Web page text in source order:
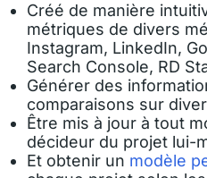
Créé de manière
métriques de divers
Instagram, LinkedIn,
Search Console, RD
Générer des
comparaisons sur
Être mis à jour à tout
décideur du projet lui-
Et obtenir un modèle